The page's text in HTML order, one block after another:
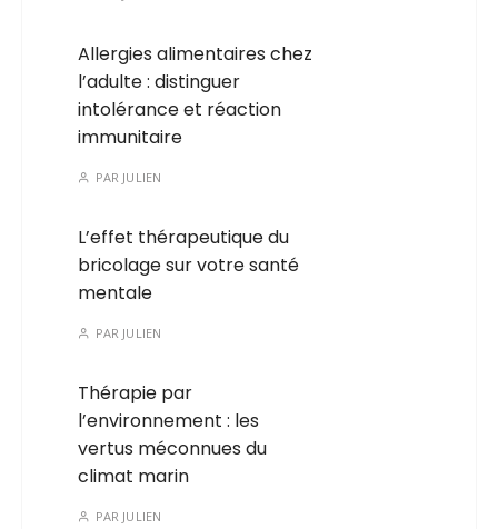
Allergies alimentaires chez
l’adulte : distinguer
intolérance et réaction
immunitaire
PAR JULIEN
L’effet thérapeutique du
bricolage sur votre santé
mentale
PAR JULIEN
Thérapie par
l’environnement : les
vertus méconnues du
climat marin
PAR JULIEN